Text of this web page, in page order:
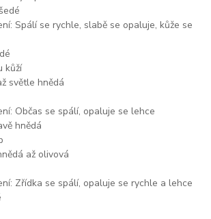
Spálí se rychle, slabě se opaluje, kůže se
kůží
světle hnědá
Občas se spálí, opaluje se lehce
hnědá
až olivová
Zřídka se spálí, opaluje se rychle a lehce